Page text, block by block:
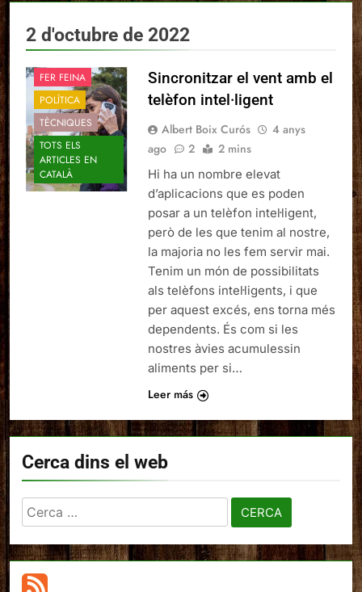
2 d'octubre de 2022
FER FEINA
POLÍTICA
TÈCNIQUES
TOTS ELS
ARTICLES EN
CATALÀ
Sincronitzar el vent amb el
telèfon intel·ligent
Albert Boix Curós
4 anys
ago
2 2 mins
Hi ha un nombre elevat
d’aplicacions que es poden
posar a un telèfon intel·ligent,
però de les que tenim al nostre,
la majoria no les fem servir mai.
Tenim un món de possibilitats
als telèfons intel·ligents, i que
per aquest excés, ens torna més
dependents. És com si les
nostres àvies acumulessin
aliments per si…
Leer más
Cerca dins el web
Cerca: